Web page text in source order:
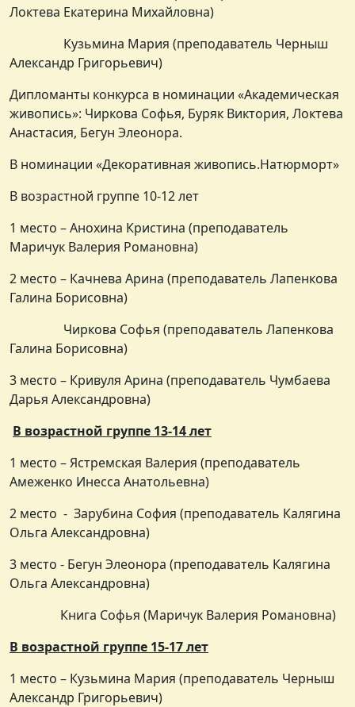
Локтева Екатерина Михайловна)
Кузьмина Мария (преподаватель Черныш
Александр Григорьевич)
Дипломанты конкурса в номинации «Академическая
живопись»: Чиркова Софья, Буряк Виктория, Локтева
Анастасия, Бегун Элеонора.
В номинации «Декоративная живопись.Натюрморт»
В возрастной группе 10-12 лет
1 место – Анохина Кристина (преподаватель
Маричук Валерия Романовна)
2 место – Качнева Арина (преподаватель Лапенкова
Галина Борисовна)
Чиркова Софья (преподаватель Лапенкова
Галина Борисовна)
3 место – Кривуля Арина (преподаватель Чумбаева
Дарья Александровна)
В возрастной группе 13-14 лет
1 место – Ястремская Валерия (преподаватель
Амеженко Инесса Анатольевна)
2 место - Зарубина София (преподаватель Калягина
Ольга Александровна)
3 место - Бегун Элеонора (преподаватель Калягина
Ольга Александровна)
Книга Софья (Маричук Валерия Романовна)
В возрастной группе 15-17 лет
1 место – Кузьмина Мария (преподаватель Черныш
Александр Григорьевич)